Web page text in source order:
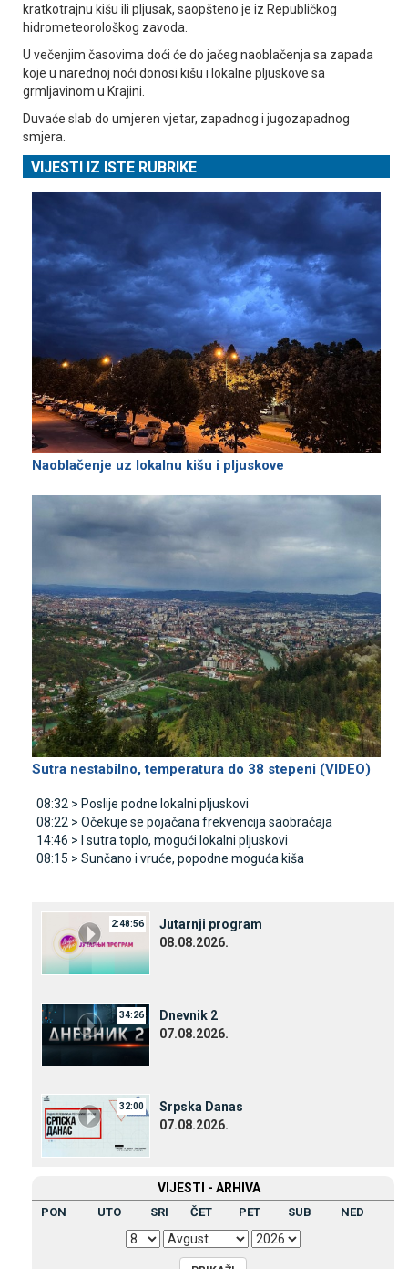
kratkotrajnu kišu ili pljusak, saopšteno je iz Republičkog
hidrometeorološkog zavoda.
U večenjim časovima doći će do jačeg naoblačenja sa zapada
koje u narednoj noći donosi kišu i lokalne pljuskove sa
grmljavinom u Krajini.
Duvaće slab do umjeren vjetar, zapadnog i jugozapadnog
smjera.
VIJESTI IZ ISTE RUBRIKE
Naoblačenje uz lokalnu kišu i pljuskove
Sutra nestabilno, temperatura do 38 stepeni (VIDEO)
08:32 > Poslije podne lokalni pljuskovi
08:22 > Očekuje se pojačana frekvencija saobraćaja
14:46 >
I sutra toplo, mogući lokalni pljuskovi
08:15 > Sunčano i vruće, popodne moguća kiša
2:48:56
Јutarnji program
08.08.2026.
34:26
Dnevnik 2
07.08.2026.
32:00
Srpska Danas
07.08.2026.
VIЈESTI - ARHIVA
PON UTO SRI ČET PET SUB NED